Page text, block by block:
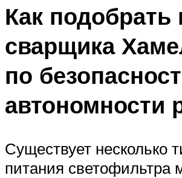
Как подобрать
сварщика
по
автономности
Существует несколько
питания светофильтра